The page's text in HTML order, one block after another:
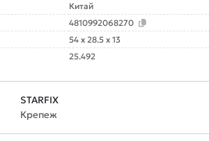
Китай
4810992068270
54 x 28.5 x 13
25.492
STARFIX
Крепеж